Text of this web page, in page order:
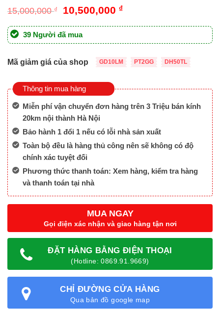
15,000,000₫
Giá
là:
15,000,000 ₫.
10,500,000 ₫Giá
tại
là:
39 Người đã mua
Mã giảm giá của shop GD10LM PT2GG DH50TL
Thông tin mua hàng
Miễn phí vận chuyển đơn hàng trên 3 Triệu bán kính
20km nội thành Hà Nội
Bảo hành 1 đổi 1 nếu có lỗi nhà sản xuất
Toàn bộ đều là hàng thủ công nên sẽ không có độ
chính xác tuyệt đối
Phương thức thanh toán: Xem hàng, kiểm tra hàng
và thanh toán tại nhà
MUA NGAY
Gọi điện xác nhận và giao hàng tận nơi
ĐẶT HÀNG BẰNG ĐIỆN THOẠI
(Hotline: 0869.91.9669)
CHỈ ĐƯỜNG CỬA HÀNG
Qua bản đồ google map